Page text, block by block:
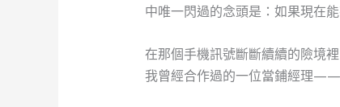
中唯一閃過的念頭是：如果現在
在那個手機訊號斷斷續續的險境
我曾經合作過的一位當鋪經理——